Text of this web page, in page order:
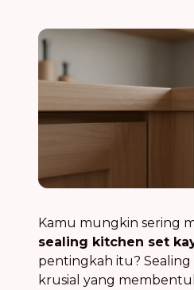
Kamu mungkin sering
sealing kitchen set
pentingkah itu? Sealing
krusial yang